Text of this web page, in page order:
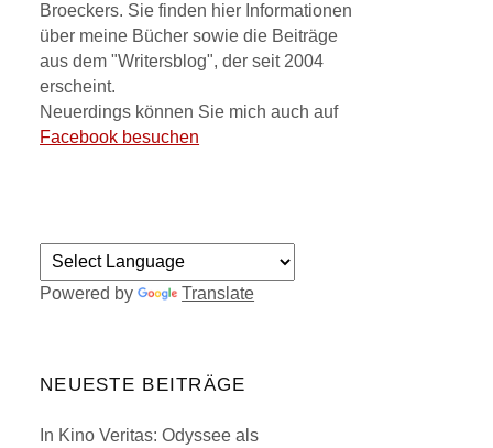
Broeckers. Sie finden hier Informationen
über meine Bücher sowie die Beiträge
aus dem "Writersblog", der seit 2004
erscheint.
Neuerdings können Sie mich auch auf
Facebook besuchen
Powered by Translate
NEUESTE BEITRÄGE
In Kino Veritas: Odyssee als